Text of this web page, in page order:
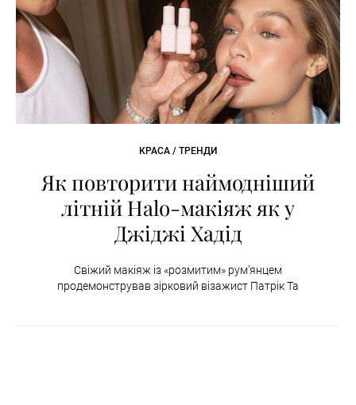
КРАСА / ТРЕНДИ
Як повторити наймодніший
літній Halo-макіяж як у
Джіджі Хадід
Свіжий макіяж із «розмитим» рум’янцем
продемонстрував зірковий візажист Патрік Та